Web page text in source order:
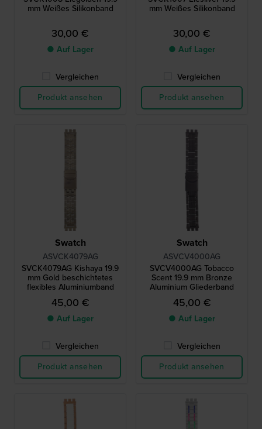
mm Weißes Silikonband
30,00 €
● Auf Lager
Vergleichen
Produkt ansehen
mm Weißes Silikonband
30,00 €
● Auf Lager
Vergleichen
Produkt ansehen
Swatch
ASVCK4079AG
SVCK4079AG Kishaya 19.9
mm Gold beschichtetes
flexibles Aluminiumband
45,00 €
● Auf Lager
Vergleichen
Produkt ansehen
Swatch
ASVCV4000AG
SVCV4000AG Tobacco
Scent 19.9 mm Bronze
Aluminium Gliederband
45,00 €
● Auf Lager
Vergleichen
Produkt ansehen